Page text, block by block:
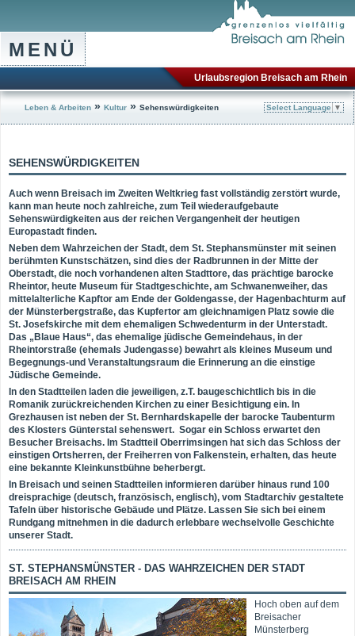
MENÜ
Urlaubsregion Breisach am Rhein
Leben & Arbeiten » Kultur » Sehenswürdigkeiten Select Language ▼
SEHENSWÜRDIGKEITEN
Auch wenn Breisach im Zweiten Weltkrieg fast vollständig zerstört wurde,
kann man heute noch zahlreiche, zum Teil wiederaufgebaute
Sehenswürdigkeiten aus der reichen Vergangenheit der heutigen
Europastadt finden.
Neben dem Wahrzeichen der Stadt, dem St. Stephansmünster mit seinen
berühmten Kunstschätzen, sind dies der Radbrunnen in der Mitte der
Oberstadt, die noch vorhandenen alten Stadttore, das prächtige barocke
Rheintor, heute Museum für Stadtgeschichte, am Schwanenweiher, das
mittelalterliche Kapftor am Ende der Goldengasse, der Hagenbachturm auf
der Münsterbergstraße, das Kupfertor am gleichnamigen Platz sowie die
St. Josefskirche mit dem ehemaligen Schwedenturm in der Unterstadt.
Das „Blaue Haus“, das ehemalige jüdische Gemeindehaus, in der
Rheintorstraße (ehemals Judengasse) bewahrt als kleines Museum und
Begegnungs-und Veranstaltungsraum die Erinnerung an die einstige
Jüdische Gemeinde.
In den Stadtteilen laden die jeweiligen, z.T. baugeschichtlich bis in die
Romanik zurückreichenden Kirchen zu einer Besichtigung ein. In
Grezhausen ist neben der St. Bernhardskapelle der barocke Taubenturm
des Klosters Günterstal sehenswert. Sogar ein Schloss erwartet den
Besucher Breisachs. Im Stadtteil Oberrimsingen hat sich das Schloss der
einstigen Ortsherren, der Freiherren von Falkenstein, erhalten, das heute
eine bekannte Kleinkunstbühne beherbergt.
In Breisach und seinen Stadtteilen informieren darüber hinaus rund 100
dreisprachige (deutsch, französisch, englisch), vom Stadtarchiv gestaltete
Tafeln über historische Gebäude und Plätze. Lassen Sie sich bei einem
Rundgang mitnehmen in die dadurch erlebbare wechselvolle Geschichte
unserer Stadt.
ST. STEPHANSMÜNSTER - DAS WAHRZEICHEN DER STADT
BREISACH AM RHEIN
Hoch oben auf dem
Breisacher
Münsterberg